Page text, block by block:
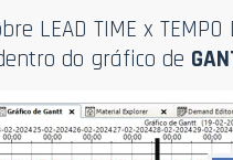
LEAD TIME x TEMPO
do gráfico de